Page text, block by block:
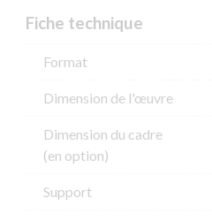
Fiche technique
Format
Dimension de l'​œuvre
Dimension du cadre
(en option)
Support